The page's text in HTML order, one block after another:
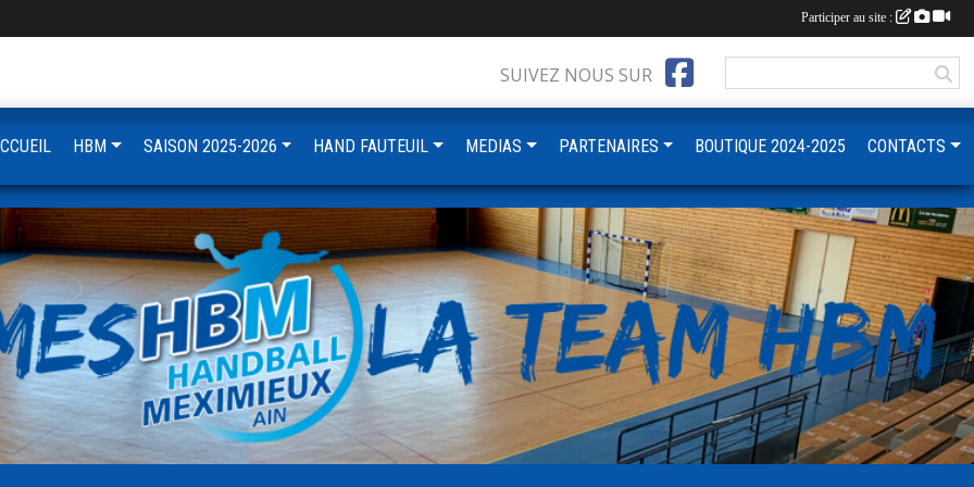
SUIVEZ NOUS SUR
HBM SAISON 2025-2026 HAND FAUTEUIL MEDIAS PARTENAIRES BOUTIQUE 2024-2025 CONTACTS
Participer au site :